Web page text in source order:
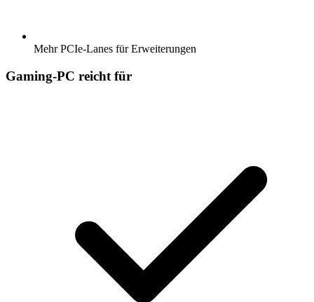
Mehr PCIe-Lanes für Erweiterungen
Gaming-PC reicht für